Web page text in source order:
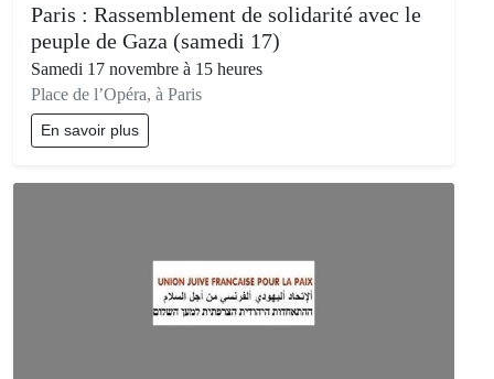
Paris : Rassemblement de solidarité avec le
peuple de Gaza (samedi 17)
Samedi 17 novembre à 15 heures
Place de l’Opéra, à Paris
En savoir plus